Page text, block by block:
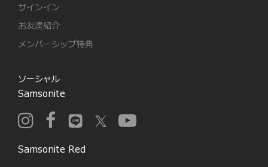
サインイン
お友達紹介
メンバーシップ特典
ソーシャル
Samsonite
Samsonite Red